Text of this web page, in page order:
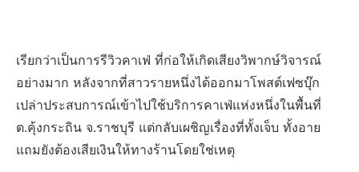
เรียกว่าเป็นการรีวิวคาเฟ่ ที่ก่อให้เกิดเสียงวิพากษ์วิจารณ์
อย่างมาก หลังจากที่สาวรายหนึ่งได้ออกมาโพสต์เฟซบุ๊ก
เปล่าประสบการณ์เข้าไปใช้บริการคาเฟ่แห่งหนึ่งในพื้นที่
ต.คุ้งกระถิน จ.ราชบุรี แต่กลับเผชิญเรื่องที่ทั้งเจ็บ ทั้งอาย
แถมยังต้องเสียเงินให้ทางร้านโดยใช่เหตุ